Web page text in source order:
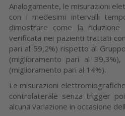
Analogamente, le misurazioni
con i medesimi intervalli
dimostrare come la
verificata nei pazienti trattati
pari al 59,2%) rispetto al
(miglioramento pari al
(miglioramento pari al 14%).
Le misurazioni
controlaterale senza trigger
alcuna variazione in occasione